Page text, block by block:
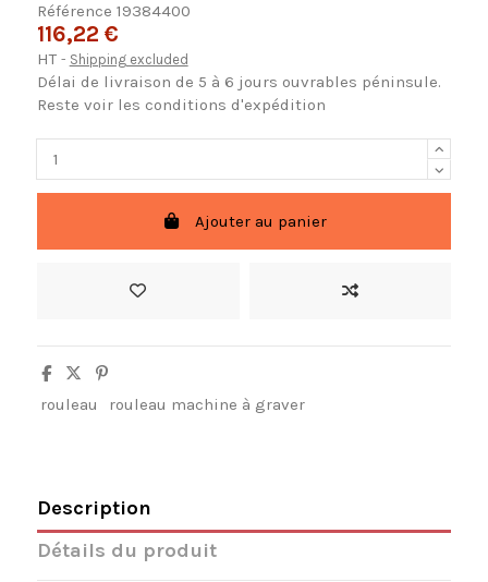
Référence 19384400
116,22 €
HT Shipping excluded
Délai de livraison de 5 à 6 jours ouvrables péninsule.
Reste voir les conditions d'expédition
Ajouter au panier
rouleau rouleau machine à graver
Description
Détails du produit